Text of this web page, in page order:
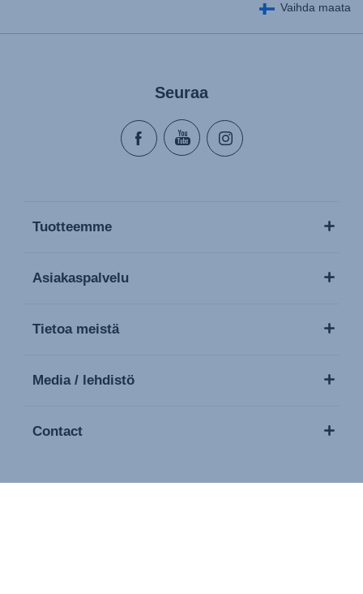
Vaihda maata
Seuraa
Tuotteemme
Asiakaspalvelu
Tietoa meistä
Media / lehdistö
Contact